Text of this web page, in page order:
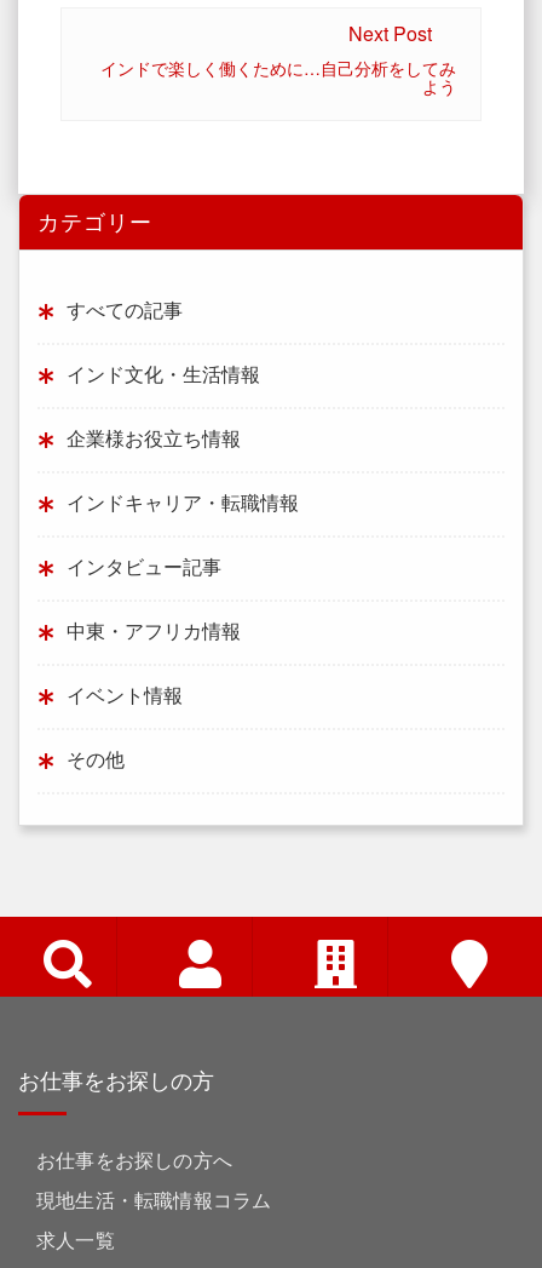
Next Post
インドで楽しく働くために…自己分析をしてみ
よう
カテゴリー
すべての記事
インド文化・生活情報
企業様お役立ち情報
インドキャリア・転職情報
インタビュー記事
中東・アフリカ情報
イベント情報
その他
お仕事をお探しの方
お仕事をお探しの方へ
現地生活・転職情報コラム
求人一覧